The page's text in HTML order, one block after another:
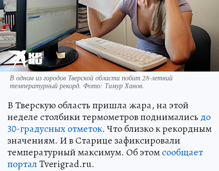
В одном из городов Тверской области побит 28-летний
температурный рекорд. Фото: Тимур Ханов.
В Тверскую область пришла жара, на этой
неделе столбики термометров поднимались до
30-градусных отметок. Что близко к рекордным
значениям. И в Старице зафиксировали
температурный максимум. Об этомсообщает
порталTverigrad.ru.